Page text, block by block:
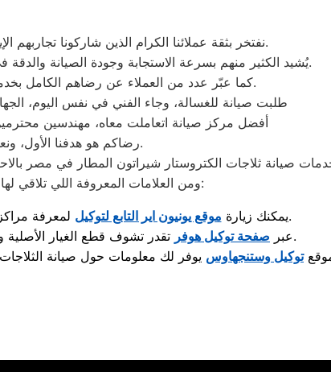
نفتخر بثقة عملائنا الكرام الذين شاركونا تجاربهم الإيجابية بعد الاستفادة من خدمات مركز صيانة وستنجهلوس شيراتون المطار.
يُشيد الكثير منهم بسرعة الاستجابة وجودة الصيانة والدقة في المواعيد، بالإضافة إلى احترافية الفنيين وحرصهم على استخدام قطع غيار أصلية.
كما عبّر عدد من العملاء عن رضاهم الكامل بخدمة ما بعد الصيانة والمتابعة المستمرة لضمان عمل الأجهزة بكفاءة عالية.
“طلبت صيانة للغسالة، وجاء الفني في نفس اليوم،
“أفضل مركز صيانة اتعاملت معاه، مهندسين
رضاكم هو هدفنا الأول، ونعمل دائمًا على تقديم تجربة صيانة ترتقي لتوقعاتكم.
صيانة ثلاجات الكتروستار شيراتون المطار في مصر
ومن العلامات المعروفة اللي تلاقي لها مراكز صيانة معتمدة متخصصة في إصلاح الأجهزة والعناية بها:
: يمكنك زيارة موقع يونيون اير التابع لتوكيل
لمعرفة مراكز الصيانة المعتمدة وأحدث خدمات الدعم الفني.
: عبر صفحة توكيل هوفر
تقدر تشوف قطع الغيار الأصلية والخدمات المقدّمة لصيانة الغسالات والمكنسات وغيرها.
موقعتوكيل وستنجهاوس